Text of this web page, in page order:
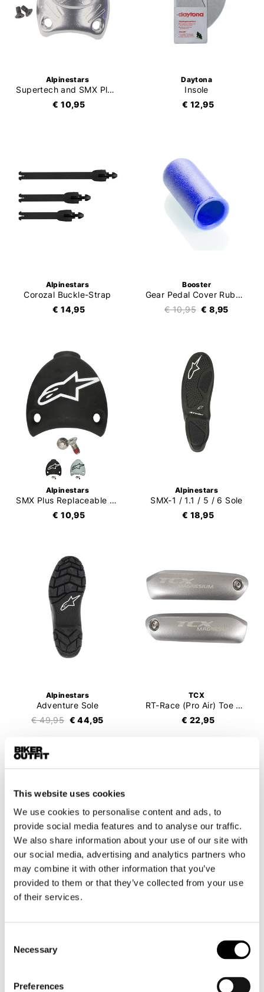
This website uses cookies
We use cookies to personalise content and ads, to
provide social media features and to analyse our traffic.
We also share information about your use of our site with
our social media, advertising and analytics partners who
may combine it with other information that you’ve
provided to them or that they’ve collected from your use
of their services.
Selection
Necessary
Preferences
Alpinestars
Supertech and SMX Plus Replaceable Heel
€ 10,95
Daytona
Insole
€ 12,95
Alpinestars
Corozal Buckle-Strap
€ 14,95
Booster
Gear Pedal Cover Rubber
€ 10,95 € 8,95
Alpinestars
SMX Plus Replaceable Heel Cap
€ 10,95
Alpinestars
SMX-1 / 1.1 / 5 / 6 Sole
€ 18,95
Alpinestars
Adventure Sole
€ 49,95 € 44,95
TCX
RT-Race (Pro Air) Toe Slider
€ 22,95
Sidi